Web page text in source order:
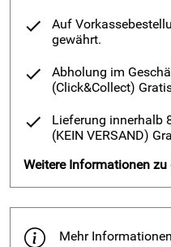
Auf
gewährt.
Abholung im
(Click&Collect)
Lieferung innerhalb
(KEIN VERSAND)
Weitere Informationen
Mehr Informationen